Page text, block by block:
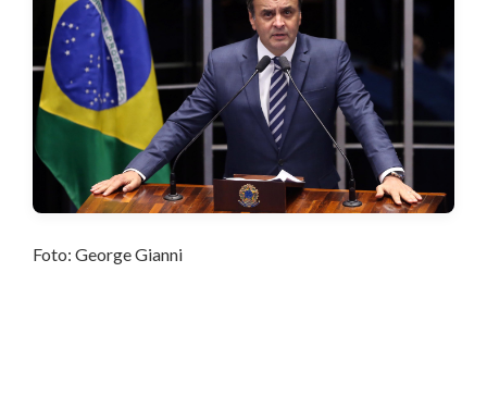
Foto: George Gianni